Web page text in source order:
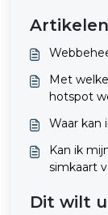
Met
hotspot
Waar kan
Kan ik
simkaart
Dit wilt